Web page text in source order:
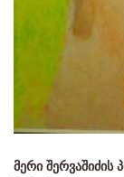
მერი